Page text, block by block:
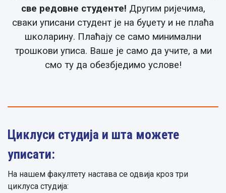
све редовне студенте! Другим ријечима,
сваки уписани студент је на буџету и не плаћа
школарину. Плаћају се само минимални
трошкови уписа. Ваше је само да учите, а ми
смо ту да обезбједимо услове!
Циклуси студија и шта можете
уписати:
На нашем факултету настава се одвија кроз три
циклуса студија: